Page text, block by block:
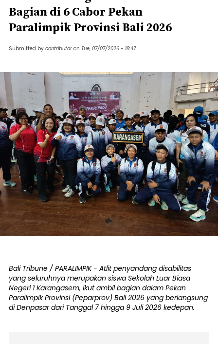
Bagian di 6 Cabor Pekan
Paralimpik Provinsi Bali 2026
Submitted by contributor on Tue, 07/07/2026 - 18:47
Bali Tribune / PARALIMPIK - Atlit penyandang disabilitas
yang seluruhnya merupakan siswa Sekolah Luar Biasa
Negeri 1 Karangasem, ikut ambil bagian dalam Pekan
Paralimpik Provinsi (Peparprov) Bali 2026 yang berlangsung
di Denpasar dari Tanggal 7 hingga 9 Juli 2026 kedepan.